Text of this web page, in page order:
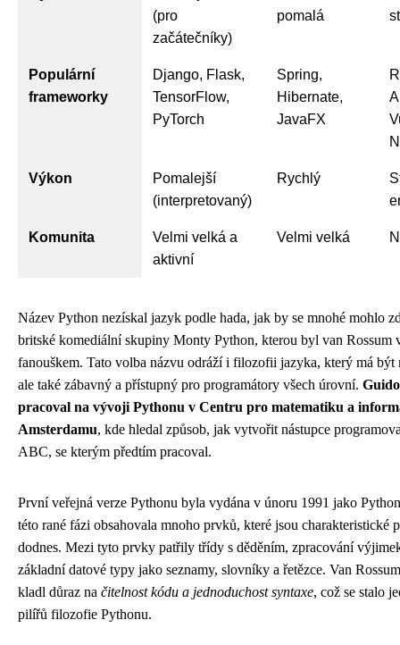
(pro
začátečníky)
pomalá
Populární
frameworky
Django, Flask,
TensorFlow,
PyTorch
Spring,
Hibernate,
JavaFX
Výkon
Pomalejší
(interpretovaný)
Rychlý
Komunita
Velmi velká a
aktivní
Velmi velká
Název Python nezískal jazyk podle hada, jak by se mnohé mohlo
britské komediální skupiny Monty Python, kterou byl van Rossum
fanouškem. Tato volba názvu odráží i filozofii jazyka, který má být
ale také zábavný a přístupný pro programátory všech úrovní.
pracoval na vývoji Pythonu v Centru pro matematiku a
Amsterdamu, kde hledal způsob, jak vytvořit nástupce
ABC, se kterým předtím pracoval.
První veřejná verze Pythonu byla vydána v únoru 1991 jako
této rané fázi obsahovala mnoho prvků, které jsou charakteristické
dodnes. Mezi tyto prvky patřily třídy s děděním, zpracování
základní datové typy jako seznamy, slovníky a řetězce. Van
kladl důraz na čitelnost kódu a jednoduchost syntaxe, což se stalo
pilířů filozofie Pythonu.